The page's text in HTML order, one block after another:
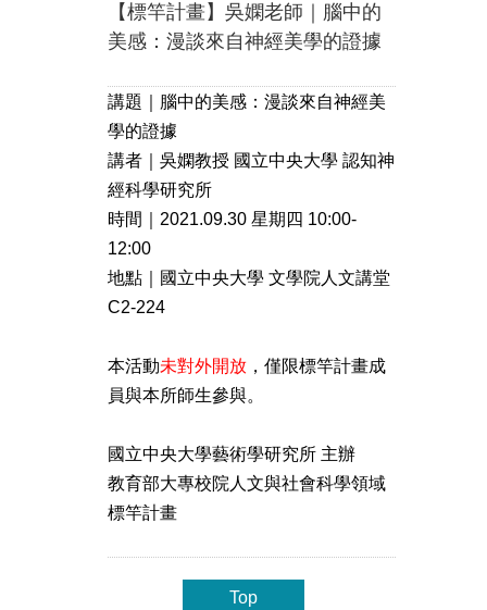
【標竿計畫】吳嫻老師｜腦中的
美感：漫談來自神經美學的證據
講題｜腦中的美感：漫談來自神經美
學的證據
講者｜吳嫻教授 國立中央大學 認知神
經科學研究所
時間｜2021.09.30 星期四 10:00-
12:00
地點｜國立中央大學 文學院人文講堂
C2-224
本活動未對外開放 ，僅限標竿計畫成
員與本所師生參與。
國立中央大學藝術學研究所 主辦
教育部大專校院人文與社會科學領域
標竿計畫
Top